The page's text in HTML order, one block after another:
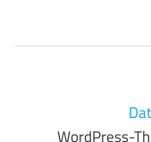
WordPress-